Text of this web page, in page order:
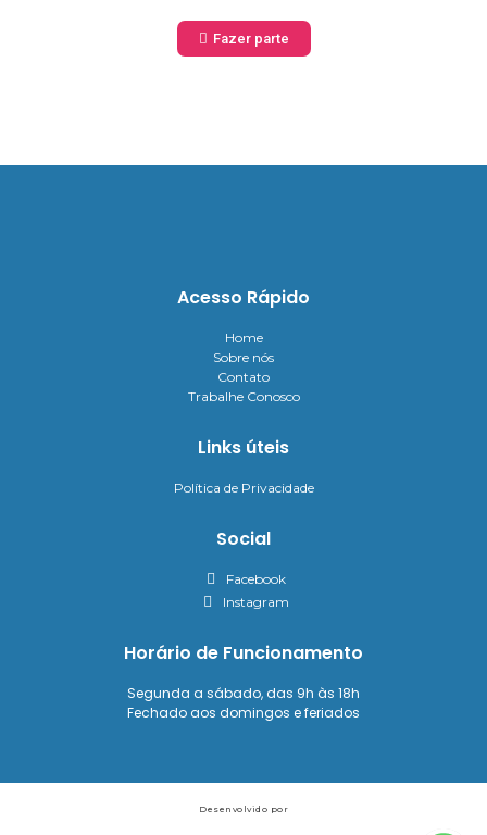
Fazer parte
Acesso Rápido
Home
Sobre nós
Contato
Trabalhe Conosco
Links úteis
Política de Privacidade
Social
Facebook
Instagram
Horário de Funcionamento
Segunda a sábado, das 9h às 18h
Fechado aos domingos e feriados
Desenvolvido por